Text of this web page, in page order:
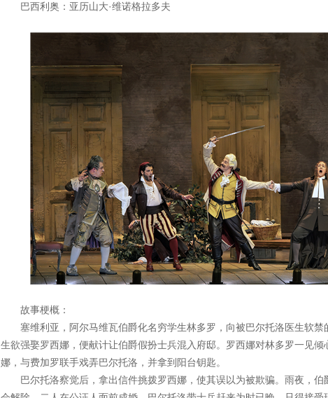
巴西利奥：亚历山大·维诺格拉多夫
故事梗概：
塞维利亚，阿尔马维瓦伯爵化名穷学生林多罗，向被巴尔托洛医生软
生欲强娶罗西娜，便献计让伯爵假扮士兵混入府邸。罗西娜对林多罗一见
娜，与费加罗联手戏弄巴尔托洛，并拿到阳台钥匙。
巴尔托洛察觉后，拿出信件挑拨罗西娜，使其误以为被欺骗。雨夜，